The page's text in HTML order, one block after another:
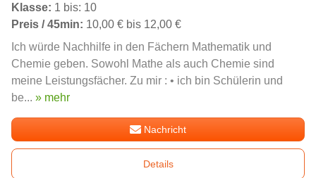
Klasse: 1 bis: 10
Preis / 45min: 10,00 € bis 12,00 €
Ich würde Nachhilfe in den Fächern Mathematik und
Chemie geben. Sowohl Mathe als auch Chemie sind
meine Leistungsfächer. Zu mir : • ich bin Schülerin und
be... » mehr
Nachricht
Details